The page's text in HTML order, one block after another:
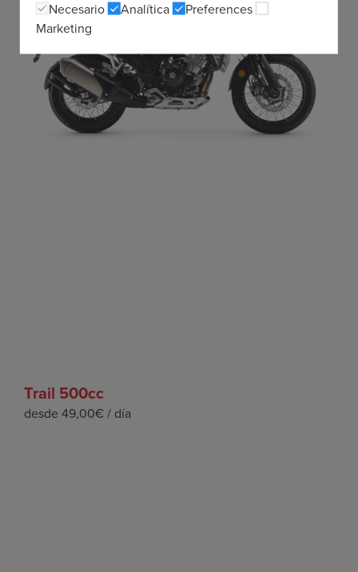
Trail 500cc
desde 49,00€ / día
Necesario Analítica
Preferences
Marketing